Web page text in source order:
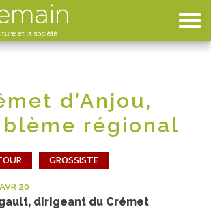
d’Anjou,
régional
GROSSISTE
20
dirigeant du Crémet